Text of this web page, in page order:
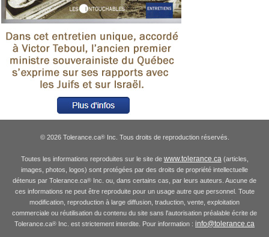
© 2026 Tolerance.ca®Inc. Tous droits de reproduction réservés.
Toutes les informations reproduites sur le site de www.tolerance.ca (articles,
images, photos, logos) sont protégées par des droits de propriété intellectuelle
détenus par Tolerance.ca® Inc. ou, dans certains cas, par leurs auteurs. Aucune de
ces informations ne peut être reproduite pour un usage autre que personnel. Toute
modification, reproduction à large diffusion, traduction, vente, exploitation
commerciale ou réutilisation du contenu du site sans l'autorisation préalable écrite de
Tolerance.ca® Inc. est strictement interdite. Pour information : info@tolerance.ca